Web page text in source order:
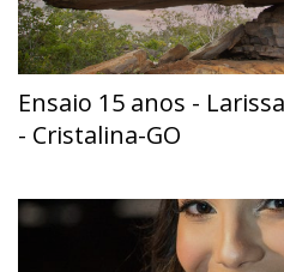
Ensaio 15 anos -
- Cristalina-GO